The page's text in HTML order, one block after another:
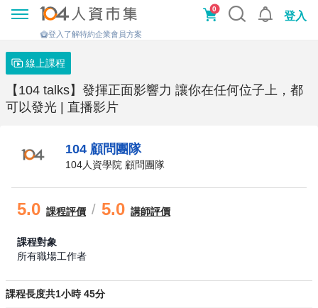
0
登入
登入了解特約企業會員方案
線上課程
【104 talks】發揮正面影響力 讓你在任何位子上，都
可以發光 | 直播影片
104 顧問團隊
104人資學院 顧問團隊
5.0 課程評價 / 5.0 講師評價
課程對象
所有職場工作者
課程長度共1小時 45分